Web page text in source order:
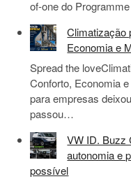
of-one do
Climatização
Economia e
Spread the
Conforto, Economia
para empresas
passou…
VW ID. Buzz
autonomia e
possível